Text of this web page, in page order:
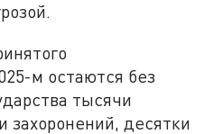
м остаются без
тысячи
захоронений, десятки